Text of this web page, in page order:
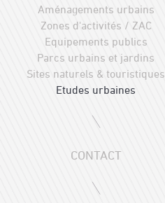
Aménagements urbains
Zones d'activités / ZAC
Equipements publics
Parcs urbains et jardins
Sites naturels & touristiques
Etudes urbaines
CONTACT